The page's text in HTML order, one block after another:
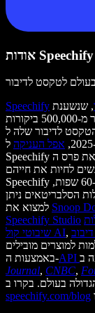
אודות Speechify
לטקסט לדיבור
Speechify , שנשענת
על למעלה מ-50 מיליון משתמשים ומגובה ביותר מ-500,000 ביקורות
אפל העניקה ל-
לחיות את חייהם."
Speechify מציעה יותר מ-1,000 קולות טבעיים ביותר מ-60 שפות,
מדינות. בין קולות הסלבריטאים ניתן
Snoop
Speechify Studio
שיבוטי קול AI,
למוצרים מובילים
באמצעות ה-
Journal, CNBC,
speechify.com/blog